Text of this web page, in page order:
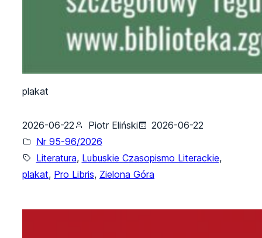
plakat
2026-06-22 Piotr Eliński
2026-06-22
Nr 95-96/2026
Literatura, Lubuskie Czasopismo Literackie,
plakat, Pro Libris, Zielona Góra